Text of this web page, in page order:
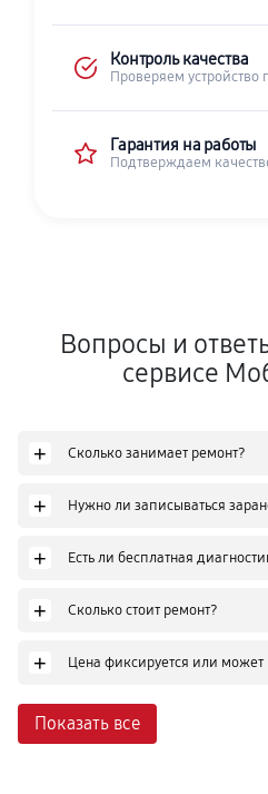
Контроль качества
Проверяем
Гарантия на работы
Подтверждаем
Вопросы и
сервисе
+ Сколько занимает ремонт?
+ Нужно ли записываться
+ Есть ли бесплатная
+ Сколько стоит ремонт?
+ Цена фиксируется или может
Показать все